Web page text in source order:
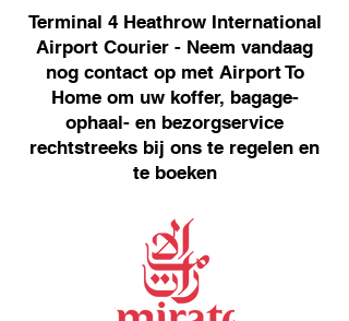
Terminal 4 Heathrow International
Airport Courier - Neem vandaag
nog contact op met Airport To
Home om uw koffer, bagage-
ophaal- en bezorgservice
rechtstreeks bij ons te regelen en
te boeken